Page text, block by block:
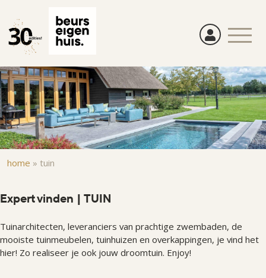
naar
de
gaan
Kruimelpad
home » tuin
Expert vinden | TUIN
Tuinarchitecten, leveranciers van prachtige zwembaden, de
mooiste tuinmeubelen, tuinhuizen en overkappingen, je vind het
hier! Zo realiseer je ook jouw droomtuin. Enjoy!